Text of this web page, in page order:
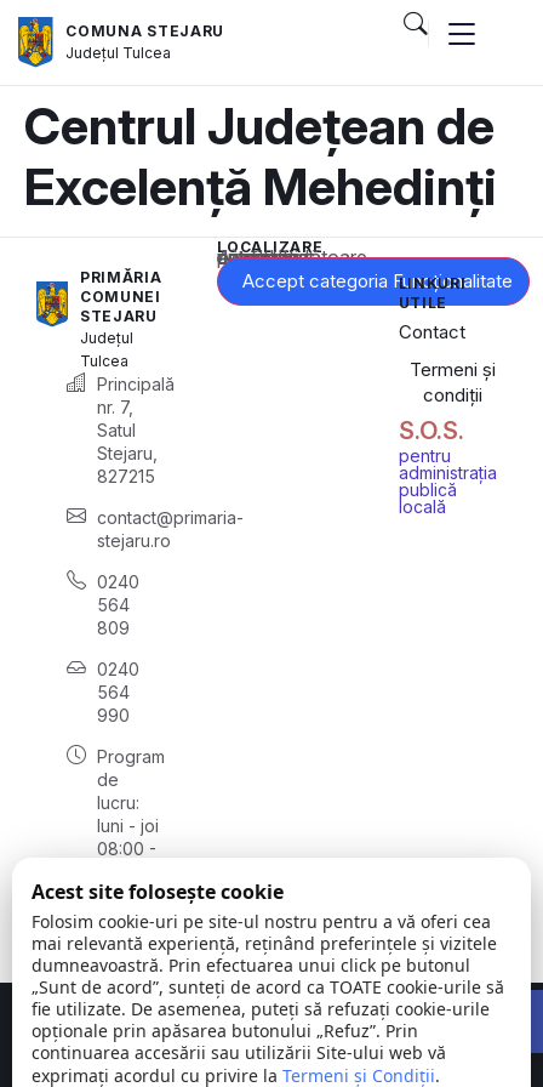
COMUNA STEJARU
Județul Tulcea
Centrul Județean de
Excelență Mehedinți
PRIMĂRIA
COMUNEI
STEJARU
Județul
Tulcea
Principală
nr. 7,
Satul
Stejaru,
827215
contact@primaria-
stejaru.ro
0240
564
809
0240
564
990
Program
de
lucru:
luni - joi
08:00 -
vineri
08:00 -
14:00
LOCALIZARE
Acest conținut este blocat până când acceptați categoria corespunzătoare de cookie-uri.
Accept categoria Funcționalitate
LINKURI
UTILE
Contact
Termeni și
condiții
S.O.S.
pentru
administrația
publică
locală
Comuna © Toate
Concept realizat deBig Media Relații Publice SRL
Acest site folosește cookie
Folosim cookie-uri pe site-ul nostru pentru a vă oferi cea
mai relevantă experiență, reținând preferințele și vizitele
dumneavoastră. Prin efectuarea unui click pe butonul
„Sunt de acord”, sunteți de acord ca TOATE cookie-urile să
fie utilizate. De asemenea, puteți să refuzați cookie-urile
opționale prin apăsarea butonului „Refuz”. Prin
continuarea accesării sau utilizării Site-ului web vă
exprimați acordul cu privire la Termeni și Condiții.